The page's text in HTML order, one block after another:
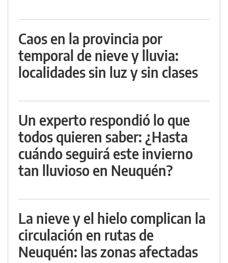
Caos en la provincia por
temporal de nieve y lluvia:
localidades sin luz y sin clases
Un experto respondió lo que
todos quieren saber: ¿Hasta
cuándo seguirá este invierno
tan lluvioso en Neuquén?
La nieve y el hielo complican la
circulación en rutas de
Neuquén: las zonas afectadas